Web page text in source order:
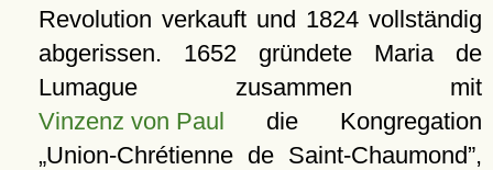
Revolution verkauft und 1824 vollständig
abgerissen. 1652 gründete Maria de
Lumague zusammen mit
Vinzenz von Paul die Kongregation
Union-Chrétienne de Saint-Chaumond ,